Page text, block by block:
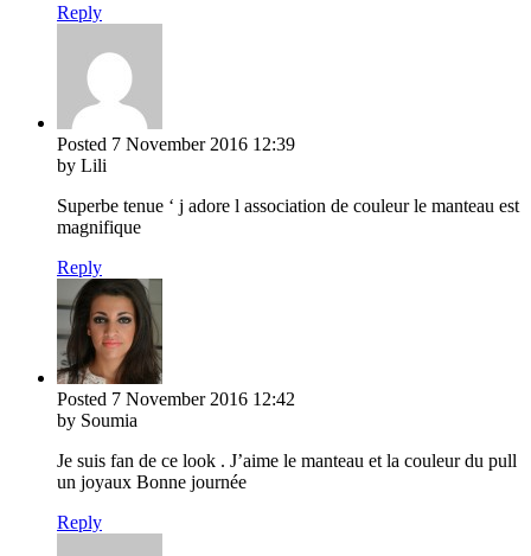
Reply
Posted 7 November 2016 12:39
by Lili
Superbe tenue ‘ j adore l association de couleur le manteau est
magnifique
Reply
Posted 7 November 2016 12:42
by Soumia
Je suis fan de ce look . J’aime le manteau et la couleur du pull
un joyaux Bonne journée
Reply